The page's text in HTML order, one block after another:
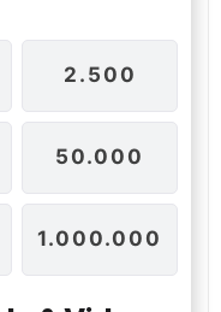
2.500
50.000
1.000.000